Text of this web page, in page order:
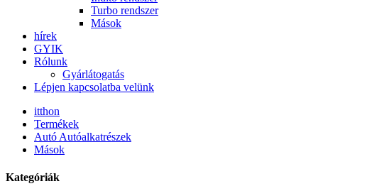
Turbo rendszer
Mások
hírek
GYIK
Rólunk
Gyárlátogatás
Lépjen kapcsolatba velünk
itthon
Termékek
Autó Autóalkatrészek
Mások
Kategóriák